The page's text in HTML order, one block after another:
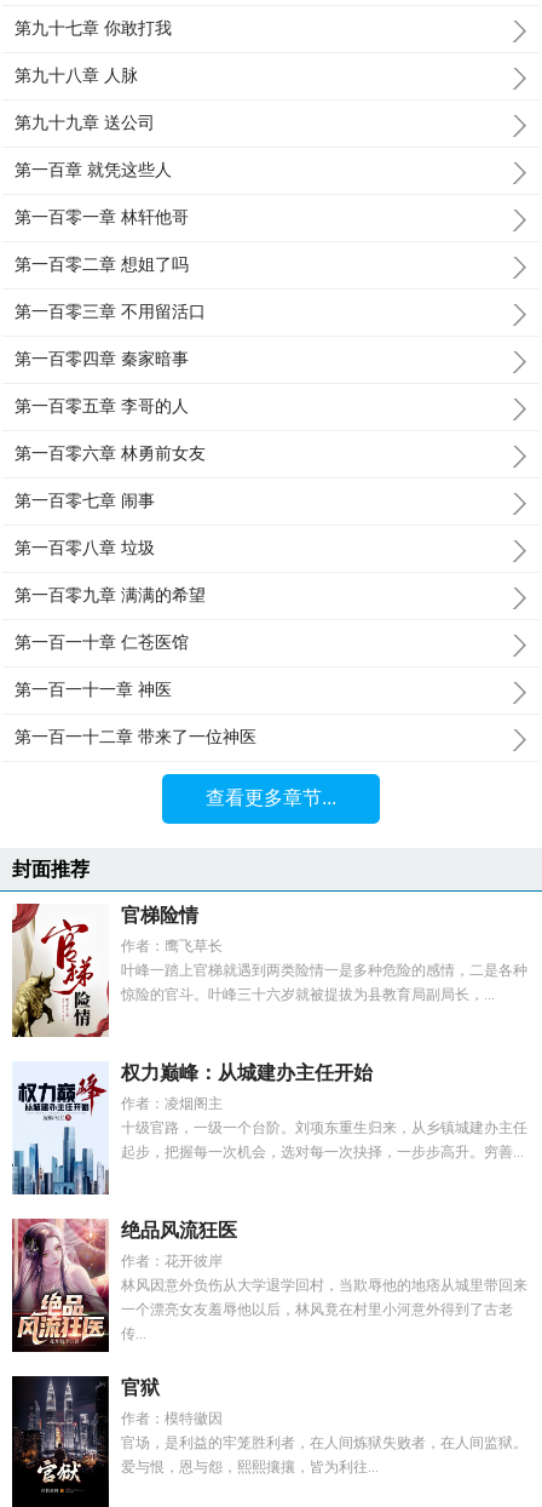
第九十七章 你敢打我
第九十八章 人脉
第九十九章 送公司
第一百章 就凭这些人
第一百零一章 林轩他哥
第一百零二章 想姐了吗
第一百零三章 不用留活口
第一百零四章 秦家暗事
第一百零五章 李哥的人
第一百零六章 林勇前女友
第一百零七章 闹事
第一百零八章 垃圾
第一百零九章 满满的希望
第一百一十章 仁苍医馆
第一百一十一章 神医
第一百一十二章 带来了一位神医
查看更多章节...
封面推荐
官梯险情
作者：鹰飞草长
叶峰一踏上官梯就遇到两类险情一是多种危险的感情，二是各种
惊险的官斗。叶峰三十六岁就被提拔为县教育局副局长，...
权力巅峰：从城建办主任开始
作者：凌烟阁主
十级官路，一级一个台阶。刘项东重生归来，从乡镇城建办主任
起步，把握每一次机会，选对每一次抉择，一步步高升。穷善...
绝品风流狂医
作者：花开彼岸
林风因意外负伤从大学退学回村，当欺辱他的地痞从城里带回来
一个漂亮女友羞辱他以后，林风竟在村里小河意外得到了古老
传...
官狱
作者：模特徽因
官场，是利益的牢笼胜利者，在人间炼狱失败者，在人间监狱。
爱与恨，恩与怨，熙熙攘攘，皆为利往...